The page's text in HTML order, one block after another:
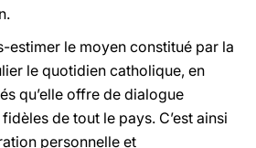
estimer le moyen constitué par la
le quotidien catholique, en
qu’elle offre de dialogue
de tout le pays. C’est ainsi
personnelle et